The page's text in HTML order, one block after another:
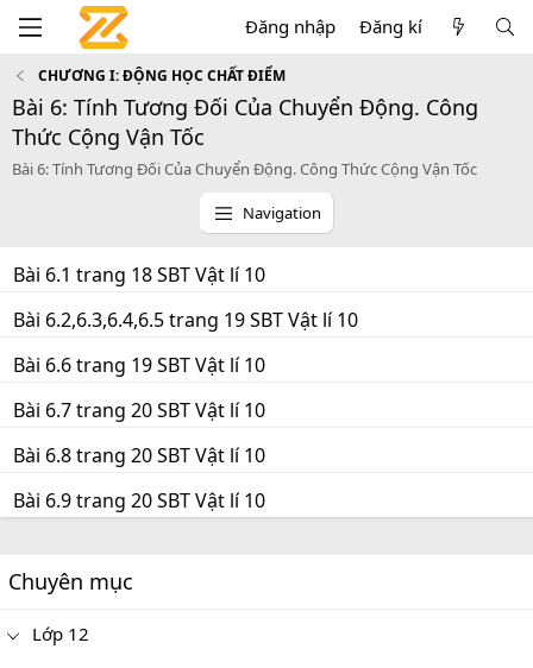
Đăng nhập Đăng kí
CHƯƠNG I: ĐỘNG HỌC CHẤT ĐIỂM
Bài 6: Tính Tương Đối Của Chuyển Động. Công
Thức Cộng Vận Tốc
Bài 6: Tính Tương Đối Của Chuyển Động. Công Thức Cộng Vận Tốc
Navigation
Bài 6.1 trang 18 SBT Vật lí 10
Bài 6.2,6.3,6.4,6.5 trang 19 SBT Vật lí 10
Bài 6.6 trang 19 SBT Vật lí 10
Bài 6.7 trang 20 SBT Vật lí 10
Bài 6.8 trang 20 SBT Vật lí 10
Bài 6.9 trang 20 SBT Vật lí 10
Chuyên mục
Lớp 12